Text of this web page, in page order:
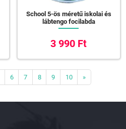
School 5-ös méretű iskolai és
lábtengo focilabda
3 990 Ft
6 7 8 9 10 »